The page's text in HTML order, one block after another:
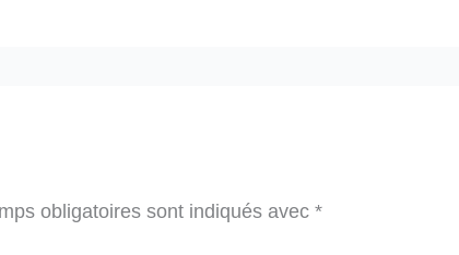
obligatoires sont indiqués avec *